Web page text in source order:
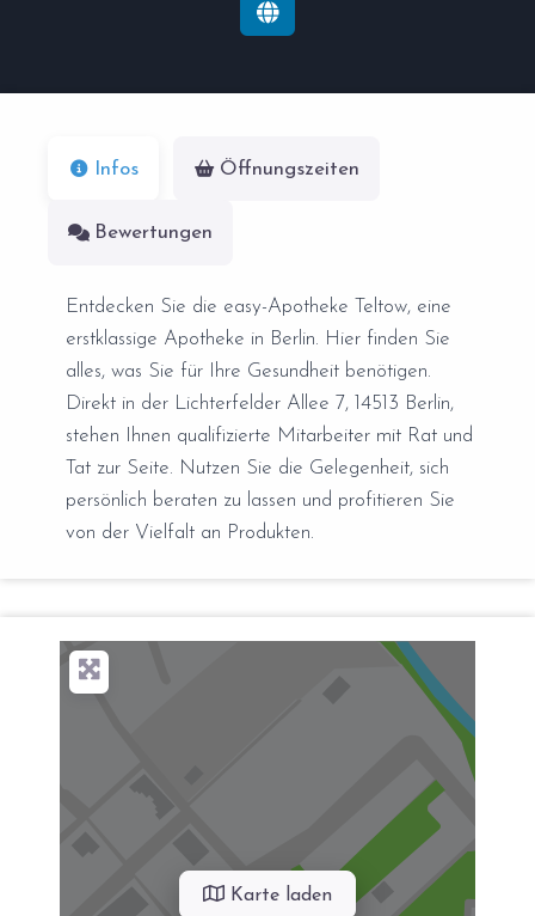
Infos Öffnungszeiten
Bewertungen
Entdecken Sie die easy-Apotheke Teltow, eine
erstklassige Apotheke in Berlin. Hier finden Sie
alles, was Sie für Ihre Gesundheit benötigen.
Direkt in der Lichterfelder Allee 7, 14513 Berlin,
stehen Ihnen qualifizierte Mitarbeiter mit Rat und
Tat zur Seite. Nutzen Sie die Gelegenheit, sich
persönlich beraten zu lassen und profitieren Sie
von der Vielfalt an Produkten.
Karte laden